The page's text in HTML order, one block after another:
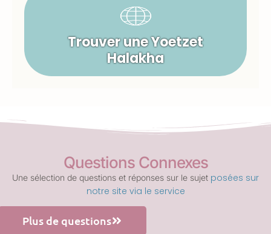
Trouver une Yoetzet
Halakha
Questions Connexes
Une sélection de questions et réponses sur le sujet posées sur
notre site via le service
Plus de questions